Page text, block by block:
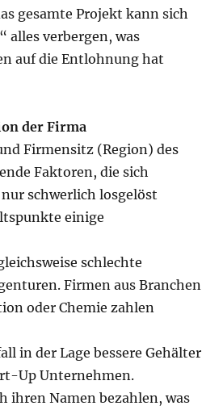
gesamte Projekt kann sich
verbergen, was
auf die Entlohnung hat
der Firma
Firmensitz (Region) des
Faktoren, die sich
schwerlich losgelöst
einige
schlechte
Firmen aus Branchen
oder Chemie zahlen
in der Lage bessere Gehälter
Up Unternehmen.
ihren Namen bezahlen, was